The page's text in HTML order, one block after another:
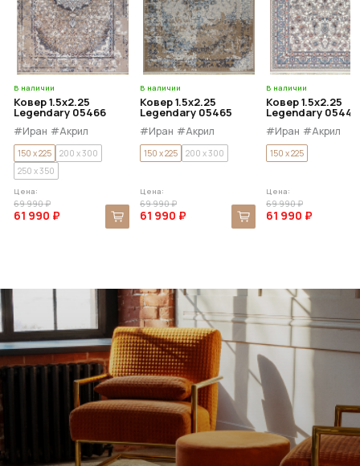
В наличии
Ковер 1.5x2.25
Legendary 05466
#Иран #Акрил
150 x 225
200 x 300
250 x 350
Цена:
69 990 ₽
61 990 ₽
В наличии
Ковер 1.5x2.25
Legendary 05465
#Иран #Акрил
150 x 225 200 x 300
Цена:
69 990 ₽
61 990 ₽
В наличии
Ковер 1.5x2.25
Legendary 05444
#Иран #Акрил
150 x 225
Цена:
69 990 ₽
61 990 ₽